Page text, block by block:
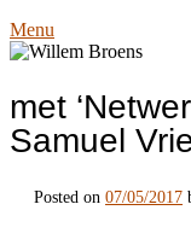
Menu
met
Samuel
Posted on 07/05/2017